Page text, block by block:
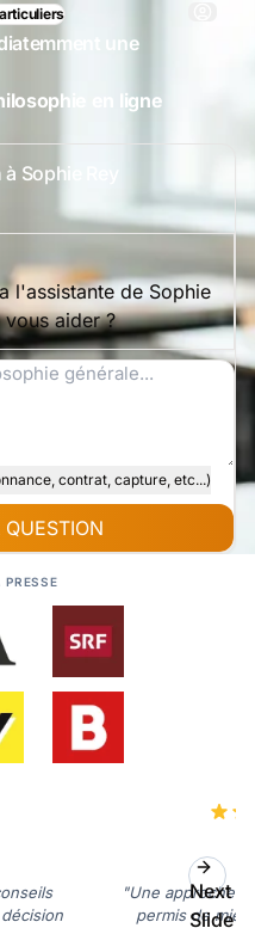
une
en ligne
Sophie Rey
l'assistante de Sophie
aider ?
contrat, capture, etc...)
QUESTION
"Une approche
permis de
Next
Slide